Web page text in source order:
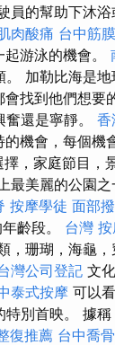
員的幫助下沐
肉酸痛 台中筋
游泳的機會。
加勒比海是
找到他們想要
還是寧靜。 香
機會，每個機
，家庭節目，
最美麗的公園
按摩學徒 面部
齡段。 台灣
，珊瑚，海龜
灣公司登記 文
泰式按摩 可以
別首映。 據
復推薦 台中喬